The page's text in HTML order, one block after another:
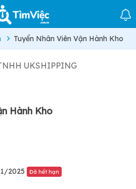
Tuyển Nhân Viên Vận Hành Kho
UKSHIPPING
Hành Kho
2025
Đã hết hạn